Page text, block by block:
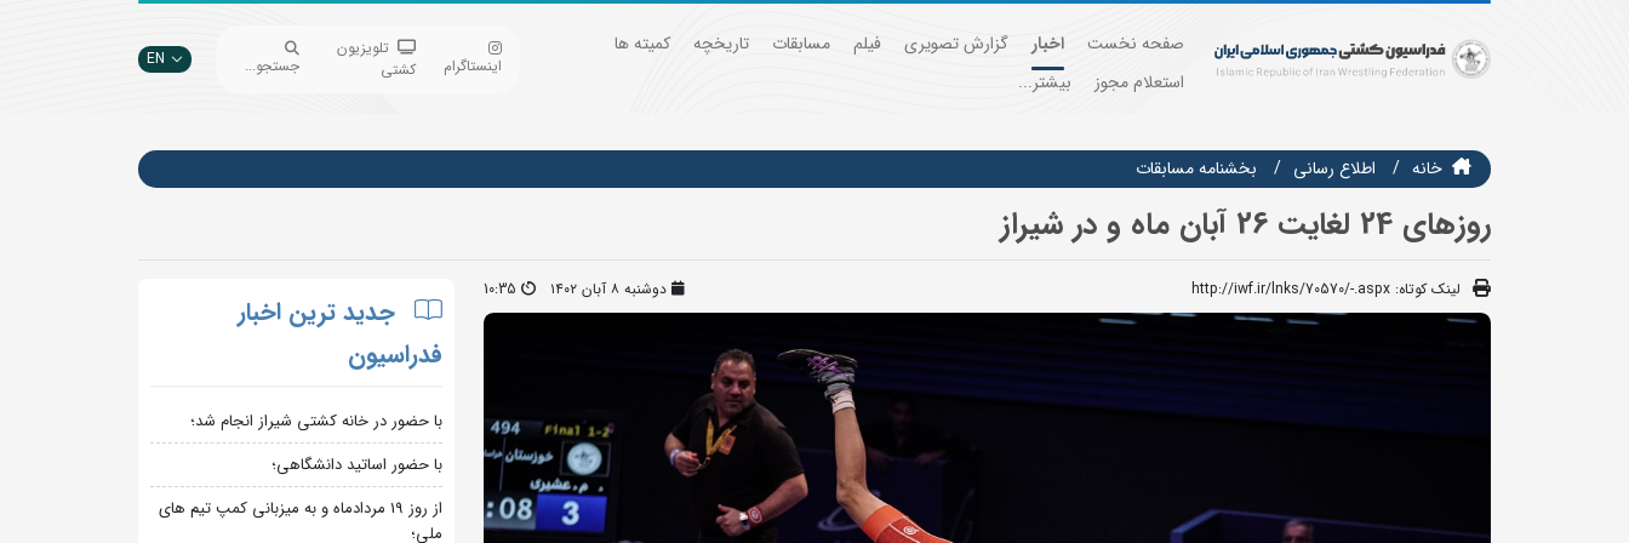
صفحه نخست اخبار گزارش تصویری فیلم مسابقات تاریخچه
کمیته ها
استعلام مجوز
بیشتر...
اینستاگرام
تلویزیون
کشتی
جستجو... EN
خانه اطلاع رسانی بخشنامه مسابقات
روزهای 24 لغایت 26 آبان ماه و در شیراز
لینک کوتاه: http://iwf.ir/lnks/70570/-.aspx دوشنبه ۸ آبان ۱۴۰۲ 10:35
جدید ترین اخبار
فدراسیون
با حضور در خانه کشتی شیراز انجام شد؛
با حضور اساتید دانشگاهی؛
از روز 19 مردادماه و به میزبانی کمپ تیم های
ملی؛